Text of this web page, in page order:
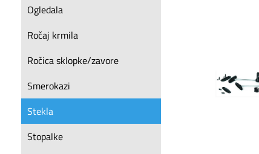
Ogledala
Ročaj krmila
Ročica sklopke/zavore
Smerokazi
Stekla
Stopalke